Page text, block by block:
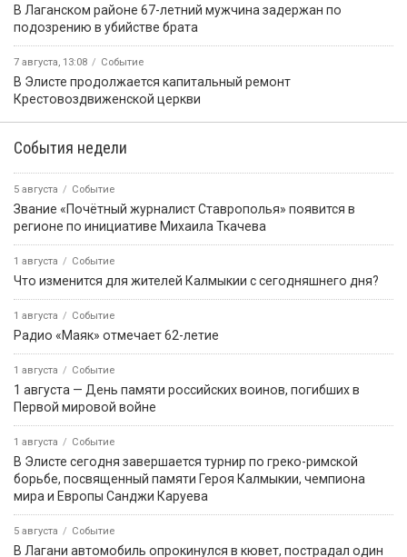
В Лаганском районе 67-летний мужчина задержан по
подозрению в убийстве брата
7 августа, 13:08 Событие
В Элисте продолжается капитальный ремонт
Крестовоздвиженской церкви
События недели
5 августа Событие
Звание «Почётный журналист Ставрополья» появится в
регионе по инициативе Михаила Ткачева
1 августа Событие
Что изменится для жителей Калмыкии с сегодняшнего дня?
1 августа Событие
Радио «Маяк» отмечает 62-летие
1 августа Событие
1 августа — День памяти российских воинов, погибших в
Первой мировой войне
1 августа Событие
В Элисте сегодня завершается турнир по греко-римской
борьбе, посвященный памяти Героя Калмыкии, чемпиона
мира и Европы Санджи Каруева
5 августа Событие
В Лагани автомобиль опрокинулся в кювет, пострадал один